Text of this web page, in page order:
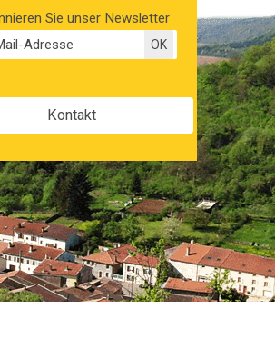
Sie unser Newsletter
Kontakt